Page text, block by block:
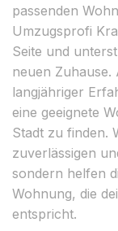
passenden
Umzugsprofi
Seite und
neuen
langjähriger
eine geeignete
Stadt zu finden.
zuverlässigen
sondern helfen
Wohnung, die
entspricht.